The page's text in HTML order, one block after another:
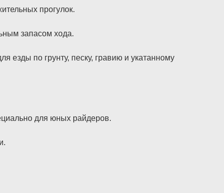
прогулок.
запасом хода.
по грунту, песку, гравию и укатанному
для юных райдеров.